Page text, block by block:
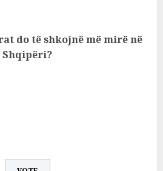
do të shkojnë më mirë në
Shqipëri?